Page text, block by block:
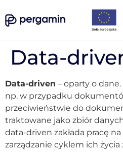
Data-
Data-driven – oparty o
np. w przypadku
przeciwieństwie do
traktowane jako zbiór
data-driven zakłada pracę
zarządzanie cyklem ich